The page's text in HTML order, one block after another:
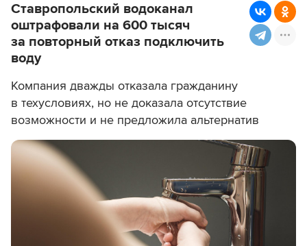
Ставропольский водоканал
оштрафовали на 600 тысяч
за повторный отказ подключить
воду
Компания дважды отказала гражданину
в техусловиях, но не доказала отсутствие
возможности и не предложила альтернатив